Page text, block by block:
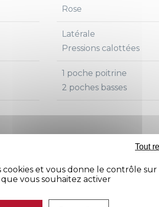
Rose
Latérale
Pressions calottées
1 poche poitrine
2 poches basses
cookies et vous donne le contrôle sur
vous souhaitez activer
Tout